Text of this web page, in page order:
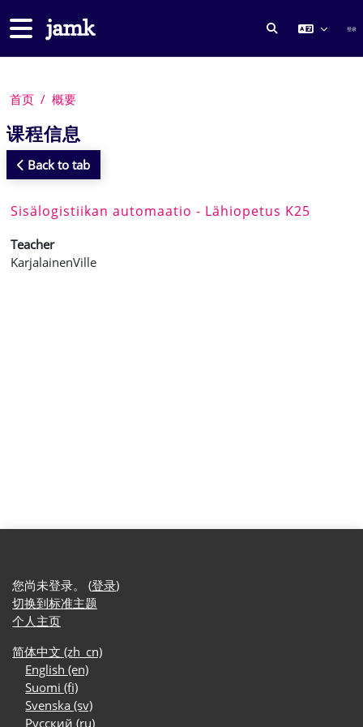
停靠面板
切换搜索输入 登录
首页 概要
课程信息
Back to tab
Sisälogistiikan automaatio - Lähiopetus K25
Teacher
KarjalainenVille
您尚未登录。 (登录)
切换到标准主题
个人主页
简体中文 ‎(zh_cn)‎
English ‎(en)‎
Suomi ‎(fi)‎
Svenska ‎(sv)‎
Русский ‎(ru)‎